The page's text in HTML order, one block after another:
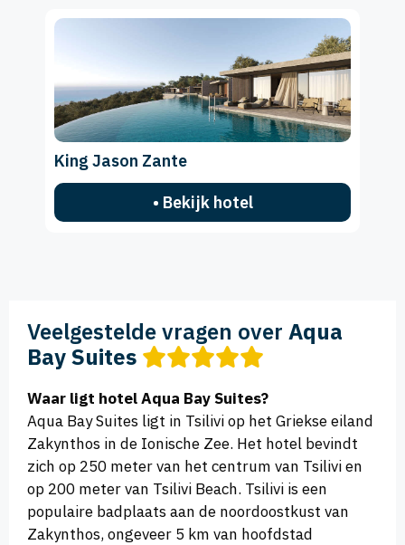
King Jason Zante
• Bekijk hotel
Veelgestelde vragen over Aqua
Bay Suites
Waar ligt hotel Aqua Bay Suites?
Aqua Bay Suites ligt in Tsilivi op het Griekse eiland
Zakynthos in de Ionische Zee. Het hotel bevindt
zich op 250 meter van het centrum van Tsilivi en
op 200 meter van Tsilivi Beach. Tsilivi is een
populaire badplaats aan de noordoostkust van
Zakynthos, ongeveer 5 km van hoofdstad